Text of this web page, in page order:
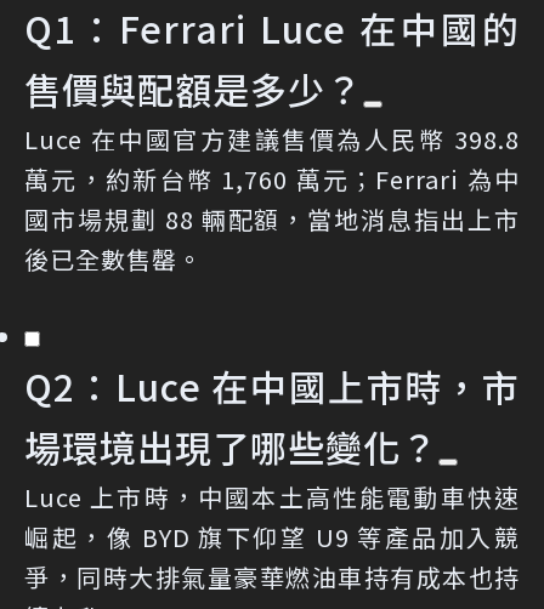
Q1：Ferrari Luce 在中國的
售價與配額是多少？
Luce 在中國官方建議售價為人民幣 398.8
萬元，約新台幣 1,760 萬元；Ferrari 為中
國市場規劃 88 輛配額，當地消息指出上市
後已全數售罄。
Q2：Luce 在中國上市時，市
場環境出現了哪些變化？
Luce 上市時，中國本土高性能電動車快速
崛起，像 BYD 旗下仰望 U9 等產品加入競
爭，同時大排氣量豪華燃油車持有成本也持